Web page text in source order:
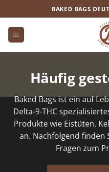
Inhalt
springen
BAKED BAGS
Häufig
Baked Bagsist ein auf
Delta-9-THC
Produkte wie Eistüten,
an. Nachfolgend finden
Fragen zum